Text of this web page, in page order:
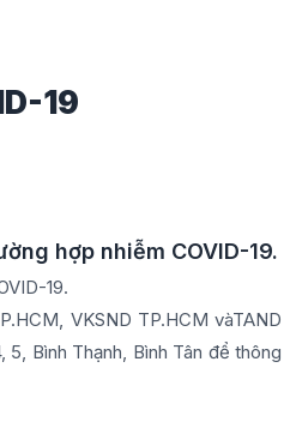
19
hợp nhiễm COVID-19.
19.
VKSND TP.HCM vàTAND
5, Bình Thạnh, Bình Tân để thông